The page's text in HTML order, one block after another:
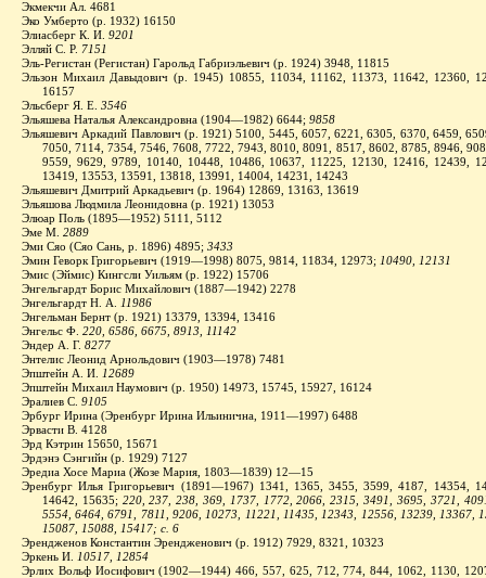
Экмекчи Ал. 4681
Эко Умберто (р. 1932) 16150
Элиасберг К. И. 9201
Элляй С. Р. 7151
Эль-Регистан (Регистан) Гарольд Габриэльевич (р. 1924) 3948, 11815
Эльзон Михаил Давыдович (р. 1945) 10855, 11034, 11162, 11373, 11642, 12360,
16157
Эльсберг Я. Е. 3546
Эльяшева Наталья Александровна (1904—1982) 6644; 9858
Эльяшевич Аркадий Павлович (р. 1921) 5100, 5445, 6057, 6221, 6305, 6370, 6459,
7050, 7114, 7354, 7546, 7608, 7722, 7943, 8010, 8091, 8517, 8602, 8785, 8946,
9559, 9629, 9789, 10140, 10448, 10486, 10637, 11225, 12130, 12416, 12439,
13419, 13553, 13591, 13818, 13991, 14004, 14231, 14243
Эльяшевич Дмитрий Аркадьевич (р. 1964) 12869, 13163, 13619
Эльяшова Людмила Леонидовна (р. 1921) 13053
Элюар Поль (1895—1952) 5111, 5112
Эме М. 2889
Эми Сяо (Сяо Сань, р. 1896) 4895; 3433
Эмин Геворк Григорьевич (1919—1998) 8075, 9814, 11834, 12973; 10490, 12131
Эмис (Эймис) Кингсли Уильям (р. 1922) 15706
Энгельгардт Борис Михайлович (1887—1942) 2278
Энгельгардт Н. А. 11986
Энгельман Бернт (р. 1921) 13379, 13394, 13416
Энгельс Ф. 220, 6586, 6675, 8913, 11142
Эндер А. Г. 8277
Энтелис Леонид Арнольдович (1903—1978) 7481
Эпштейн А. И. 12689
Эпштейн Михаил Наумович (р. 1950) 14973, 15745, 15927, 16124
Эралиев С. 9105
Эрбург Ирина (Эренбург Ирина Ильинична, 1911—1997) 6488
Эрвасти В. 4128
Эрд Кэтрин 15650, 15671
Эрдэнэ Сэнгийн (р. 1929) 7127
Эредиа Хосе Мариа (Жозе Мария, 1803—1839) 12—15
Эренбург Илья Григорьевич (1891—1967) 1341, 1365, 3455, 3599, 4187, 14354,
14642, 15635; 220, 237, 238, 369, 1737, 1772, 2066, 2315, 3491, 3695, 3721,
5554, 6464, 6791, 7811, 9206, 10273, 11221, 11435, 12343, 12556, 13239, 13367,
15087, 15088, 15417; с. 6
Эрендженов Константин Эрендженович (р. 1912) 7929, 8321, 10323
Эркень И. 10517, 12854
Эрлих Вольф Иосифович (1902—1944) 466, 557, 625, 712, 774, 844, 1062, 1130,